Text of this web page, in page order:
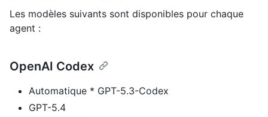
Les modèles suivants sont disponibles pour chaque
agent :
OpenAI Codex
Automatique * GPT-5.3-Codex
GPT-5.4